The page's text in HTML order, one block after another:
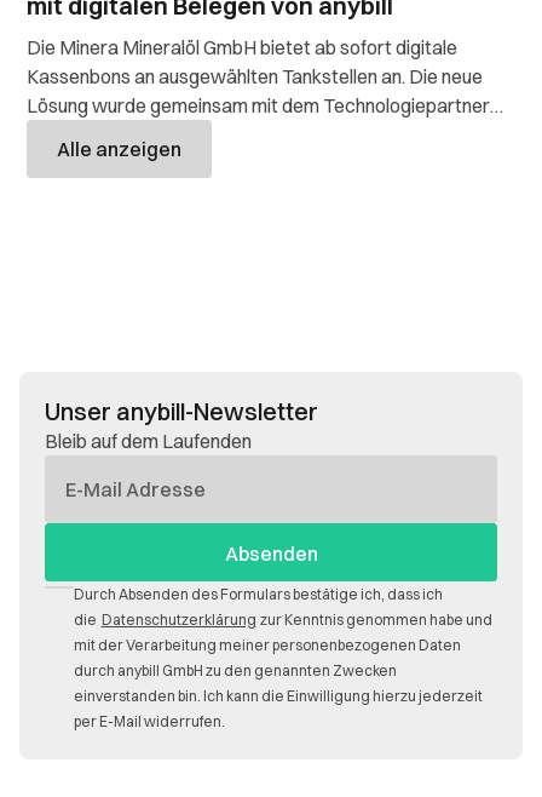
Die Minera Mineralöl GmbH bietet ab sofort digitale
Kassenbons an ausgewählten Tankstellen an. Die neue
Lösung wurde gemeinsam mit dem Technologiepartner
Deutschland GmbH umgesetzt. Im Fokus stehen dabei die
Alle anzeigen
Unser anybill-Newsletter
Bleib auf dem Laufenden
Mail
Durch Absenden des Formulars bestätige ich, dass ich
die Datenschutzerklärung zur Kenntnis genommen habe und
mit der Verarbeitung meiner personenbezogenen Daten
durch anybill GmbH zu den genannten Zwecken
einverstanden bin. Ich kann die Einwilligung hierzu jederzeit
per E-Mail widerrufen.